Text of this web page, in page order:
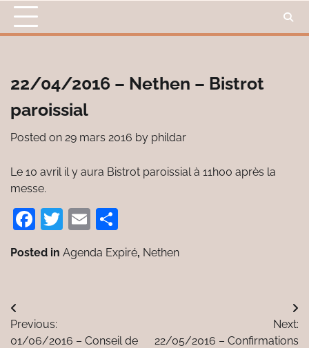
Skip
content
22/04/2016 – Nethen – Bistrot
paroissial
Posted on 29 mars 2016 by phildar
Le 10 avril il y aura Bistrot paroissial à 11h00 après la
messe.
Facebook
Twitter
Email
Posted in Agenda Expiré, Nethen
Navigation
de
Previous:
01/06/2016 – Conseil de
Next:
22/05/2016 – Confirmations